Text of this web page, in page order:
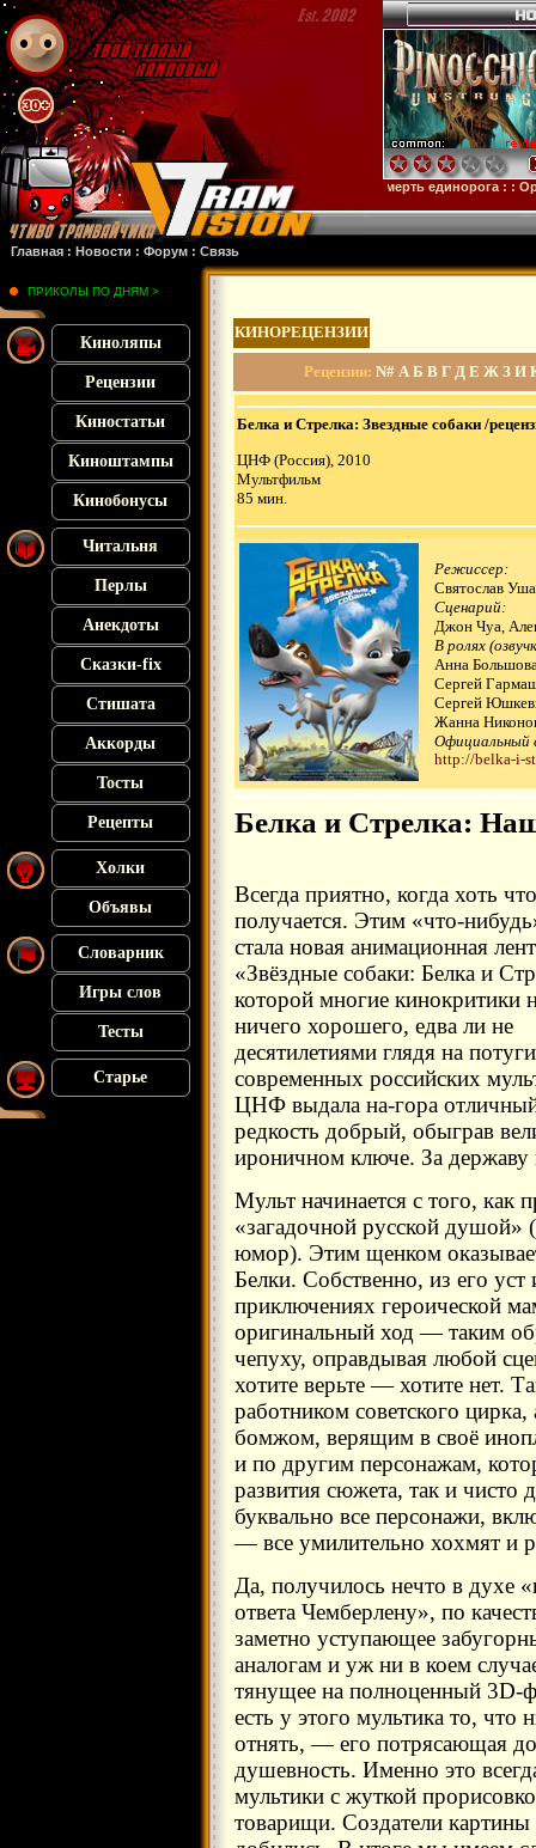
Главная : Новости : Форум : Связь
: :Микки 17: :Субстанция : :28 лет спустя Смерть единорога: :Орудия :
ПРИКОЛЫ ПО ДНЯМ >
Киноляпы
Рецензии
Киностатьи
Киноштампы
Кинобонусы
Читальня
Перлы
Анекдоты
Сказки-fix
Стишата
Аккорды
Тосты
Рецепты
Холки
Объявы
Словарник
Игры слов
Тесты
Старье
КИНОРЕЦЕНЗИИ
Рецензии: N# А Б В Г Д Е Ж З И
Белка и Стрелка: Звездные собаки /
ЦНФ (Россия), 2010
Мультфильм
85 мин.
Режиссер:
Святослав
Сценарий:
Джон Чуа,
В ролях
Анна
Сергей
Сергей
Жанна
Официальный
http://belka-i-
Белка и Стрелка:
Всегда приятно, когда хоть
получается. Этим «что-
стала новая анимационная
«Звёздные собаки: Белка и
которой многие кинокритики
ничего хорошего, едва ли не
десятилетиями глядя на потуги
современных российских
ЦНФ выдала на-гора
редкость добрый, обыграв
ироничном ключе. За державу
Мульт начинается с того, как
«загадочной русской душой»
юмор). Этим щенком
Белки. Собственно, из его уст
приключениях героической
оригинальный ход — таким
чепуху, оправдывая любой
хотите верьте — хотите нет.
работником советского
бомжом, верящим в своё
и по другим персонажам,
развития сюжета, так и чисто
буквально все персонажи,
— все умилительно хохмят и
Да, получилось нечто в духе
ответа Чемберлену», по
заметно уступающее
аналогам и уж ни в коем
тянущее на полноценный 3D-
есть у этого мультика то, что
отнять, — его потрясающая
душевность. Именно это
мультики с жуткой
товарищи. Создатели картины